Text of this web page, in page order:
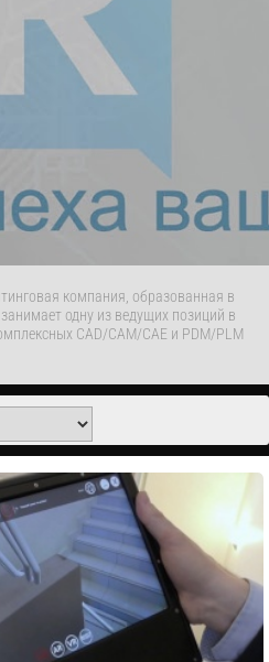
компания, образованная в
одну из ведущих позиций в
CAD/CAM/CAE и PDM/PLM